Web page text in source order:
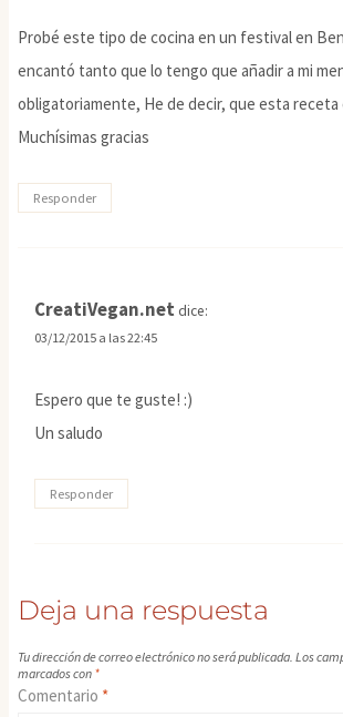
Probé este tipo de cocina en un festival en
encantó tanto que lo tengo que añadir a mi
obligatoriamente, He de decir, que esta receta
Muchísimas gracias
Responder
CreatiVegan.net dice:
03/12/2015 a las 22:45
Espero que te guste! :)
Un saludo
Responder
Deja una respuesta
Tu dirección de correo electrónico no será publicada. Los
marcados con *
Comentario *